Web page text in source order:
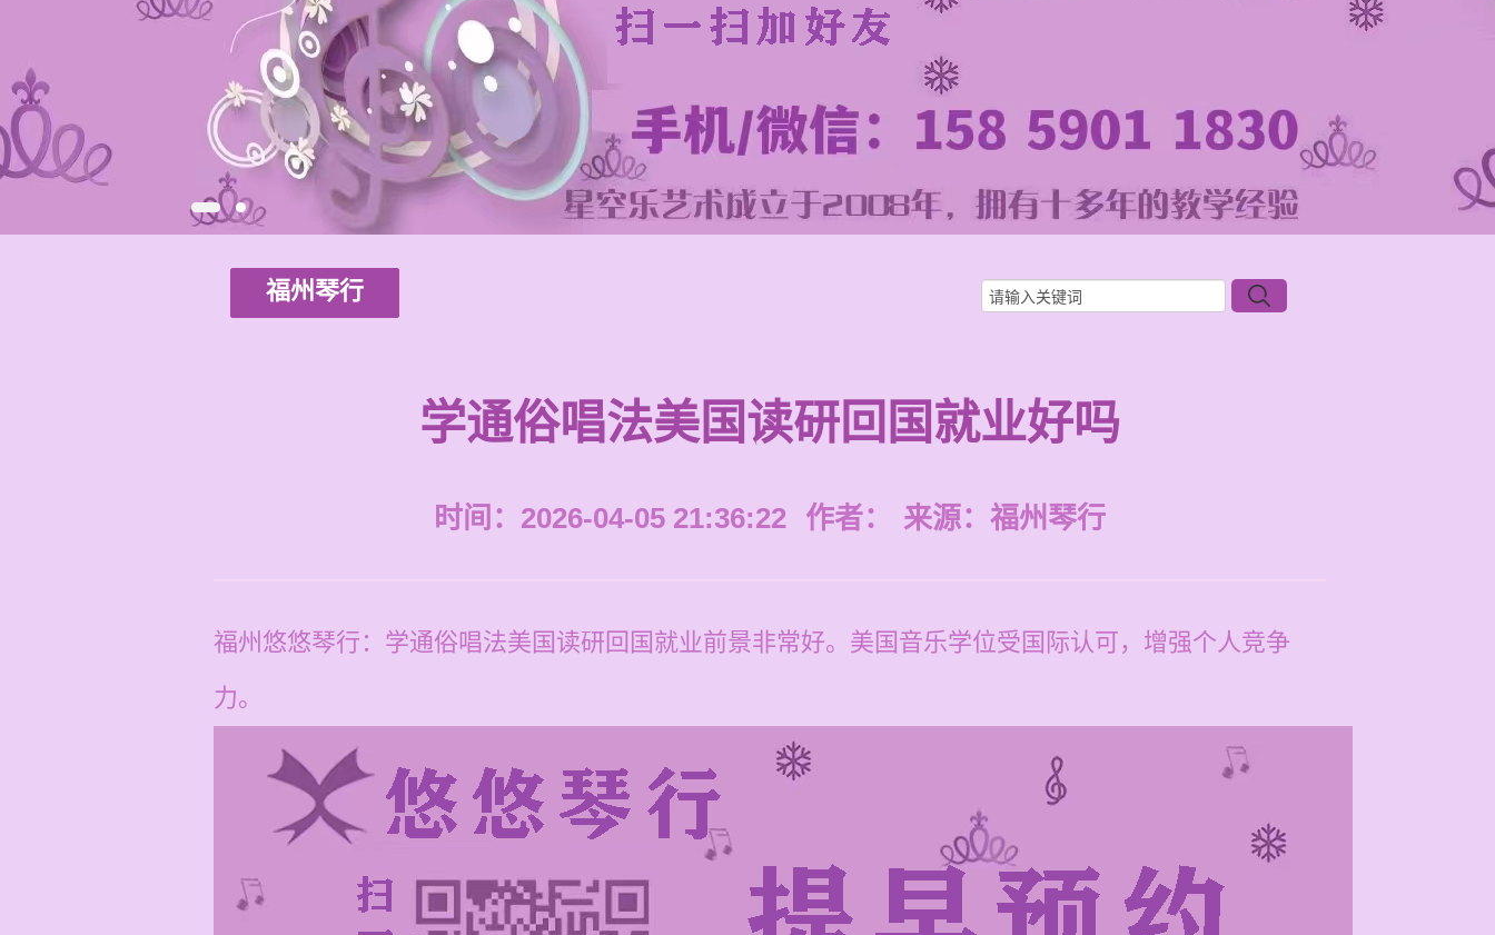
福州琴行
学通俗唱法美国读研回国就业好吗
时间：2026-04-05 21:36:22 作者： 来源： 福州琴行
福州悠悠琴行：学通俗唱法美国读研回国就业前景非常好。美国音乐学位受国际认可，增强个人竞争
力。